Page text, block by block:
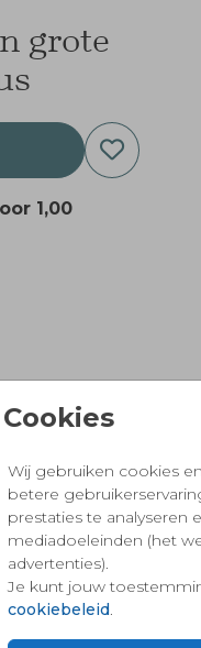
Cookies
Wij gebruiken cookies
betere
prestaties te analyseren
mediadoeleinden (het
advertenties).
Je kunt jouw
cookiebeleid.
grote
1,00